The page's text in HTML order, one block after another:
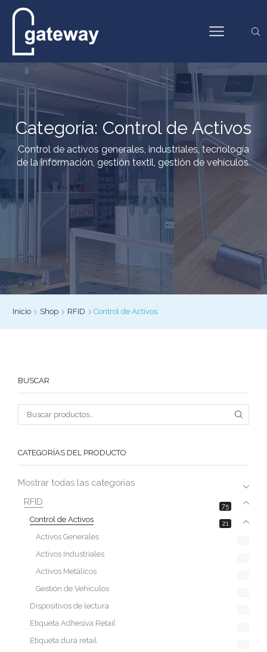
Categoría: Control de Activos
Control de activos generales, industriales, tecnología
de la información, gestión textil, gestión de vehículos.
Inicio Shop RFID Control de Activos
BUSCAR
CATEGORÍAS DEL PRODUCTO
Mostrar todas las categorías
RFID
75
Control de Activos 21
Activos Generales
Activos Industriales
Activos Metálicos
Gestión de Vehículos
Dispositivos de lectura
Etiqueta Adhesiva Retail
Etiqueta dura retail